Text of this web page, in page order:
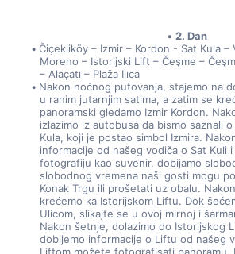
2. Dan
Čiçekliköy – Izmir – Kordon - Sat Kula –
Moreno – Istorijski Lift – Čeşme –
– Alaçatı – Plaža Ilıca
Nakon noćnog putovanja, stajemo na
u ranim jutarnjim satima, a zatim se
panoramski gledamo Izmir Kordon.
izlazimo iz autobusa da bismo saznali
Kula, koji je postao simbol Izmira.
informacije od našeg vodiča o Sat Kuli
fotografiju kao suvenir, dobijamo
slobodnog vremena naši gosti mogu
Konak Trgu ili prošetati uz obalu.
krećemo ka Istorijskom Liftu. Dok
Ulicom, slikajte se u ovoj mirnoj i
Nakon šetnje, dolazimo do Istorijskog
dobijemo informacije o Liftu od našeg